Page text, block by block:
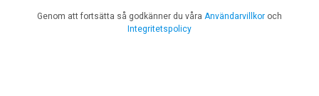
Genom att fortsätta så godkänner du våra Användarvillkor och
Integritetspolicy